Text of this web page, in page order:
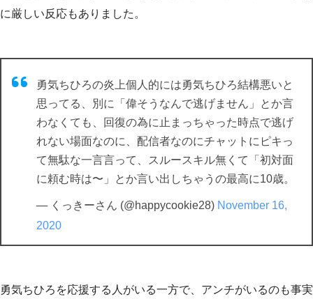
に厳しい反応もありました。
勇気ちひろの炎上個人的には勇気ちひろ結構悪いと
思ってる、別に「偉そうなんで逃げません」とか言
わなくても、回復の為に止まっちゃった時点で逃げ
れない場面なのに、配信者なのにチャットにピキっ
て無駄な一言言って、スルースキル無くて「初対面
に頼む時は〜」とか言い出しちゃうの最高に10歳。
— くっきーさん (@happycookie28) November 16,
2020
勇気ちひろを応援する人がいる一方で、アンチがいるのも事実